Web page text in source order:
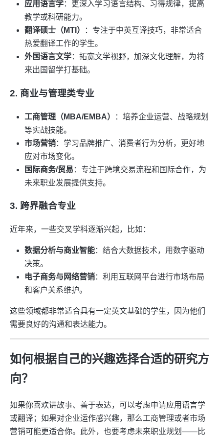
应用语言学：更深入学习语言结构、习得规律，提高
教学或科研能力。
翻译硕士（MTI）
：专注于中英互译技巧，非常适合
热爱翻译工作的学生。
外国语言文学：拓宽文学视野，加深文化理解，为将
来出国留学打基础。
2. 商业与管理类专业
工商管理（MBA/EMBA）
：培养企业运营、战略规划
等实战技能。
市场营销：学习品牌推广、消费者行为分析，更好地
应对市场变化。
国际商务/贸易 ：专注于跨境交易流程和国际合作，为
未来职业发展提供支持。
3. 跨界融合专业
近年来，一些交叉学科逐渐兴起，比如：
数据分析与商业智能：结合大数据技术，用数字驱动
决策。
电子商务与网络营销：利用互联网平台进行市场布局
和客户关系维护。
这些领域都非常适合具有一定英文基础的学生，因为他们
需要良好的沟通和表达能力。
如何根据自己的兴趣选择合适的研究方
向？
如果你喜欢讲故事、善于表达，可以考虑申请应用语言学
或翻译；如果对企业运作感兴趣，那么工商管理或者市场
营销可能更适合你。此外，也要考虑未来职业规划——比